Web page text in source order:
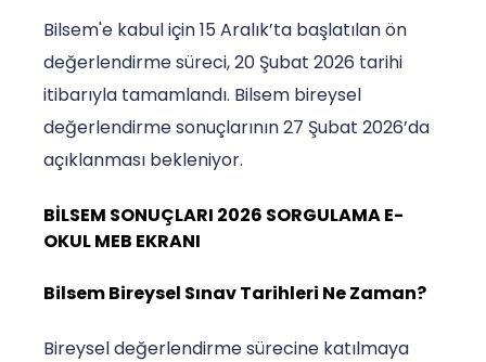
Bilsem'e kabul için 15 Aralık’ta başlatılan ön
değerlendirme süreci, 20 Şubat 2026 tarihi
itibarıyla tamamlandı. Bilsem bireysel
değerlendirme sonuçlarının 27 Şubat 2026’da
açıklanması bekleniyor.
BİLSEM SONUÇLARI 2026 SORGULAMA E-
OKUL MEB EKRANI
Bilsem Bireysel Sınav Tarihleri Ne Zaman?
Bireysel değerlendirme sürecine katılmaya